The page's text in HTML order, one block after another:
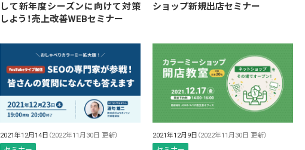
して新年度シーズンに向けて対策
しよう！売上改善WEBセミナー
ショップ新規出店セミナー
2021年12月14日 （2022年11月30日 更新） 2021年12月9日 （2022年11月30日 更新）